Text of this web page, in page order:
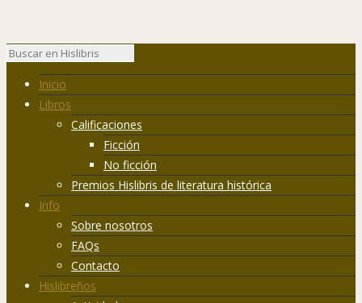
Inicio
Libros
Calificaciones
Ficción
No ficción
Premios Hislibris de literatura histórica
Info
Sobre nosotros
FAQs
Contacto
Hislibreños